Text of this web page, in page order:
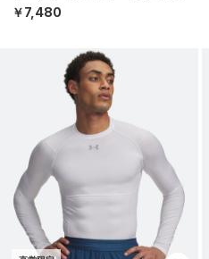
N）
￥7,480